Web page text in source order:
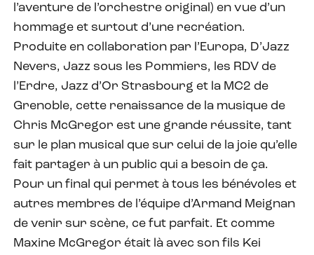
l’aventure de l’orchestre original) en vue d’un
hommage et surtout d’une recréation.
Produite en collaboration par l’Europa, D’Jazz
Nevers, Jazz sous les Pommiers, les RDV de
l’Erdre, Jazz d’Or Strasbourg et la MC2 de
Grenoble, cette renaissance de la musique de
Chris McGregor est une grande réussite, tant
sur le plan musical que sur celui de la joie qu’elle
fait partager à un public qui a besoin de ça.
Pour un final qui permet à tous les bénévoles et
autres membres de l’équipe d’Armand Meignan
de venir sur scène, ce fut parfait. Et comme
Maxine McGregor était là avec son fils Kei